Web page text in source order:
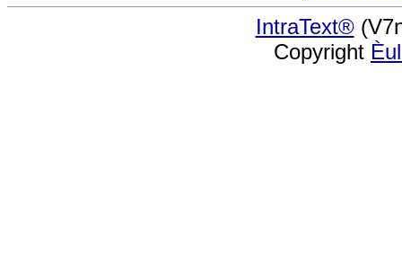
IntraText®
Copyright